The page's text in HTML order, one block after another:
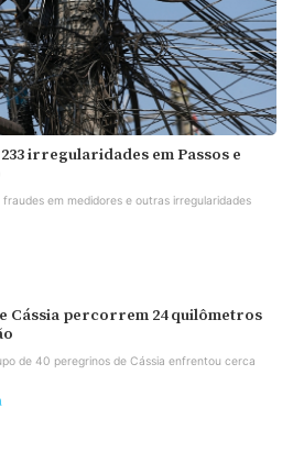
irregularidades em Passos e
em medidores e outras irregularidades
Cássia percorrem 24 quilômetros
de 40 peregrinos de Cássia enfrentou cerca